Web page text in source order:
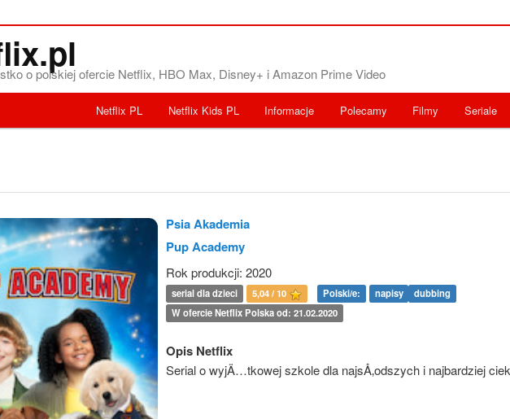
o polskiej ofercie Netflix, HBO Max, Disney+ i Amazon Prime Video
Seriale
Filmy
Polecamy
Informacje
Netflix Kids PL
Netflix PL
Psia Akademia
Pup Academy
Rok produkcji: 2020
serial dla dzieci 5,04 / 10 Polski/e: napisy
dubbing
W ofercie Netflix Polska od: 21.02.2020
Opis Netflix
Serial o wyjÄ…tkowej szkole dla najsÅ‚odszych i najbardziej